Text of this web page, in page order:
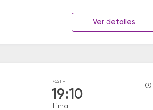
Ver detalles
SALE
19:10
Lima